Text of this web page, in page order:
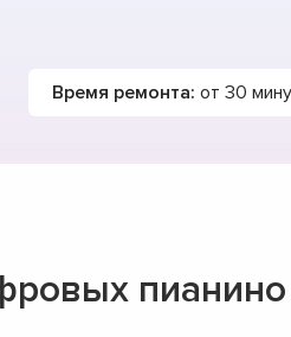
Время ремонта: от 30